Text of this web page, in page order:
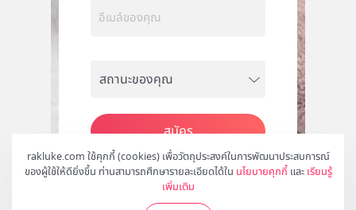
rakluke.com ใช้คุกกี้ (cookies) เพื่อวัตถุประสงค์ในการพัฒนาประสบการณ์
ของผู้ใช้ให้ดียิ่งขึ้น ท่านสามารถศึกษารายละเอียดได้ใน นโยบายคุกกี้ และ เรียนรู้
เพิ่มเติม
สมัคร